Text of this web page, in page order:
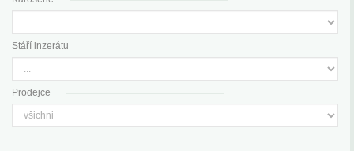
Stáří inzerátu
Prodejce